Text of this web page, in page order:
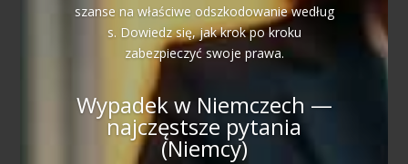
szanse na właściwe odszkodowanie według
s. Dowiedz się, jak krok po kroku
zabezpieczyć swoje prawa.
Wypadek w Niemczech —
najczęstsze pytania
(Niemcy)